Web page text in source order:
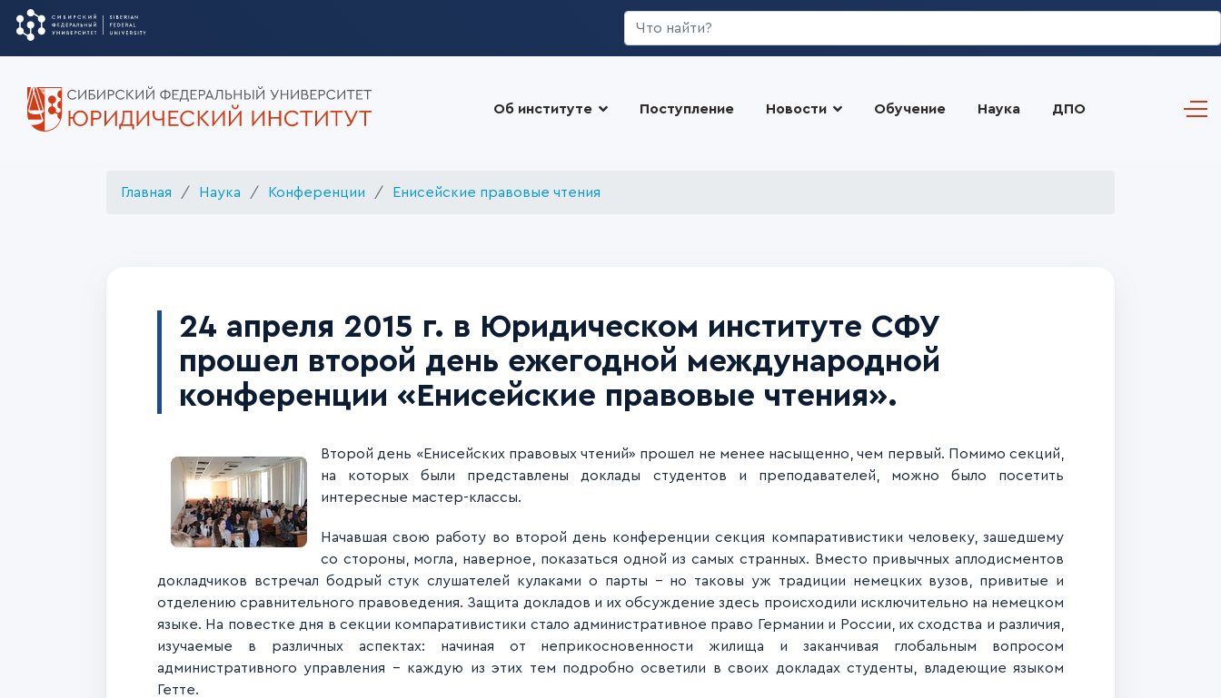
Искать...
Об институте Поступление Новости Обучение Наука ДПО
Главная Наука Конференции Енисейские правовые чтения
24 апреля 2015 г. в Юридическом институте СФУ
прошел второй день ежегодной международной
конференции «Енисейские правовые чтения».
Второй день «Енисейских правовых чтений» прошел не менее насыщенно, чем первый. Помимо секций,
на которых были представлены доклады студентов и преподавателей, можно было посетить
интересные мастер-классы.
Начавшая свою работу во второй день конференции секция компаративистики человеку, зашедшему
со стороны, могла, наверное, показаться одной из самых странных. Вместо привычных аплодисментов
докладчиков встречал бодрый стук слушателей кулаками о парты – но таковы уж традиции немецких вузов, привитые и
отделению сравнительного правоведения. Защита докладов и их обсуждение здесь происходили исключительно на немецком
языке. На повестке дня в секции компаративистики стало административное право Германии и России, их сходства и различия,
изучаемые в различных аспектах: начиная от неприкосновенности жилища и заканчивая глобальным вопросом
административного управления – каждую из этих тем подробно осветили в своих докладах студенты, владеющие языком
Гетте.